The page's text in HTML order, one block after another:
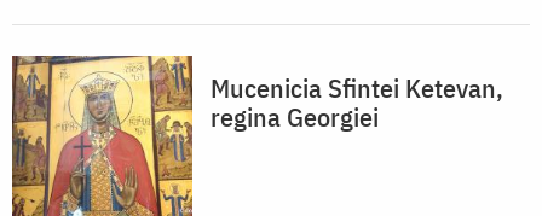
Mucenicia Sfintei Ketevan,
regina Georgiei